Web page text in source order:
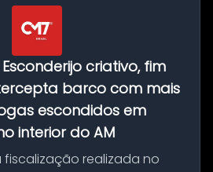
Esconderijo criativo, fim
barco com mais
escondidos em
interior do AM
fiscalização realizada no